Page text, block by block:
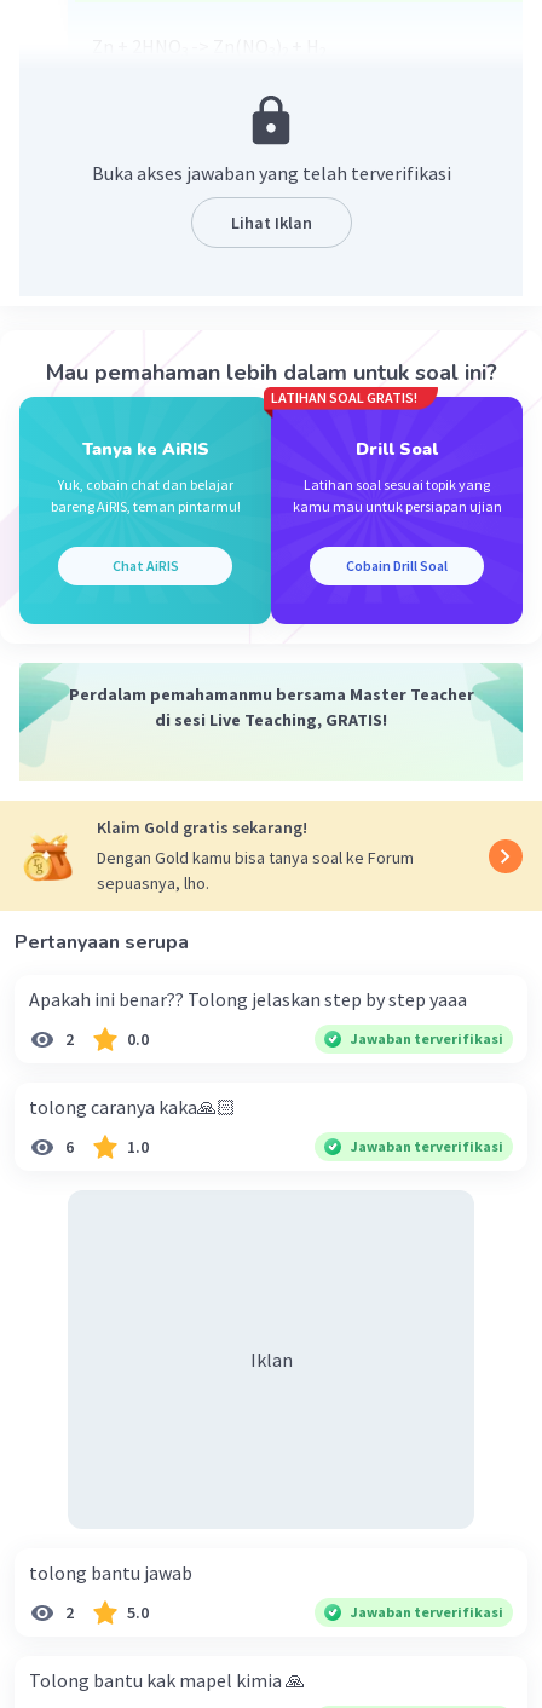
Buka akses jawaban yang telah terverifikasi
Lihat Iklan
Mau pemahaman lebih dalam untuk soal ini?
Tanya ke AiRIS
Yuk, cobain chat dan belajar
bareng AiRIS, teman pintarmu!
Chat AiRIS
LATIHAN SOAL GRATIS!
Drill Soal
Latihan soal sesuai topik yang
kamu mau untuk persiapan ujian
Cobain Drill Soal
Perdalam pemahamanmu bersama Master Teacher
di sesi Live Teaching, GRATIS!
Klaim Gold gratis sekarang!
Dengan Gold kamu bisa tanya soal ke Forum
sepuasnya, lho.
Pertanyaan serupa
Apakah ini benar?? Tolong jelaskan step by step yaaa
2 0.0 Jawaban terverifikasi
tolong caranya kaka🙏🏻
6 1.0 Jawaban terverifikasi
Iklan
tolong bantu jawab
2 5.0 Jawaban terverifikasi
Tolong bantu kak mapel kimia 🙏